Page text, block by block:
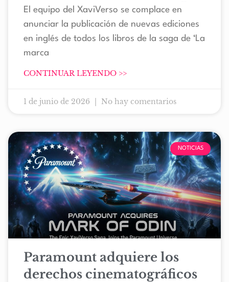
El equipo del XaviVerso se complace en
anunciar la publicación de nuevas ediciones
en inglés de todos los libros de la saga de ‘La
marca
CONTINUAR LEYENDO >>
1 de junio de 2026 No hay comentarios
NOTICIAS
Paramount adquiere los
derechos cinematográficos